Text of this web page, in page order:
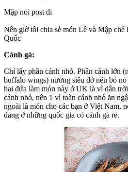
Mập nói post đi
Nên giờ tôi chia sẻ món Lê và Mập
Quốc
Cánh gà:
Chỉ lấy phần cánh nhỏ. Phần cánh lớn
buffalo wings) nướng siêu dở nên bỏ
hai đứa làm món này ở UK là vì dân
cánh nhỏ, nên 1 vỉ toàn cánh nhỏ ăn
ngoài là món cho các bạn ở Việt Nam,
đang ở những quốc gia có cánh gà rẻ.